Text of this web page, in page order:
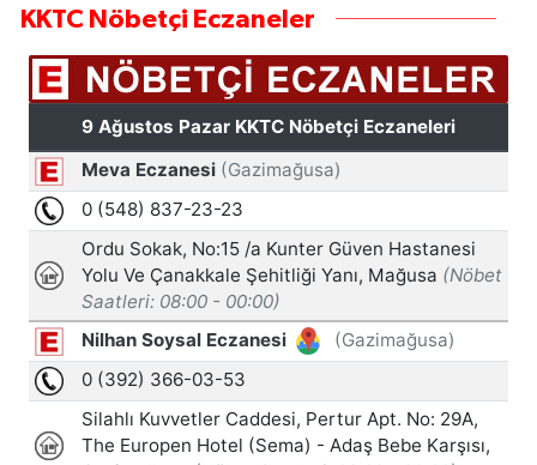
KKTC Nöbetçi Eczaneler